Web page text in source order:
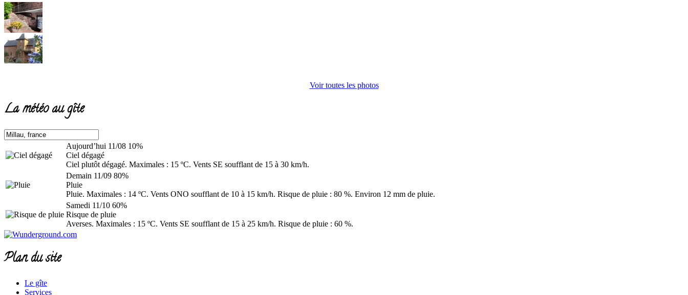
Voir toutes les photos
La météo au gîte
Aujourd’hui 11/08 10%
Ciel dégagé
Ciel plutôt dégagé. Maximales : 15 ºC. Vents SE soufflant de 15 à 30 km/h.
Demain 11/09 80%
Pluie
Pluie. Maximales : 14 ºC. Vents ONO soufflant de 10 à 15 km/h. Risque de pluie : 80 %. Environ 12 mm de pluie.
Samedi 11/10 60%
Risque de pluie
Averses. Maximales : 15 ºC. Vents SE soufflant de 15 à 25 km/h. Risque de pluie : 60 %.
Plan du site
Le gîte
Services